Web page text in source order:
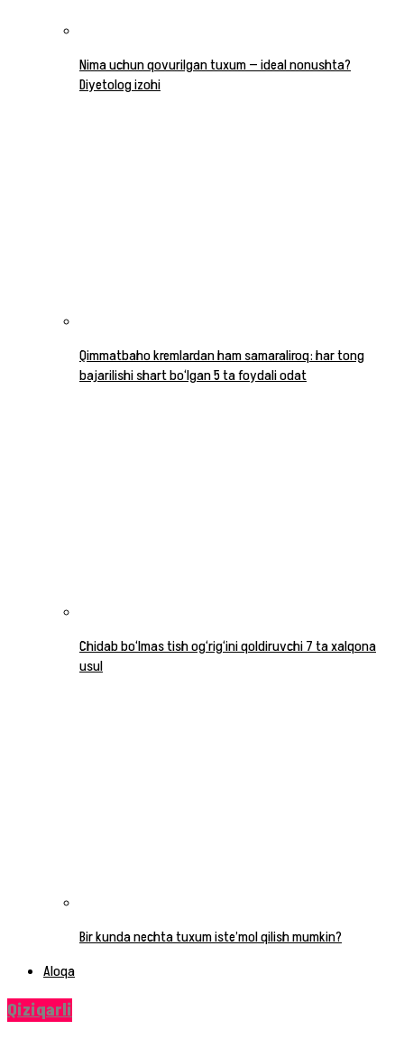
Nima uchun qovurilgan tuxum — ideal nonushta?
Diyetolog izohi
Qimmatbaho kremlardan ham samaraliroq: har tong
bajarilishi shart bo‘lgan 5 ta foydali odat
Chidab bo‘lmas tish og‘rig‘ini qoldiruvchi 7 ta xalqona
usul
Bir kunda nechta tuxum iste’mol qilish mumkin?
Aloqa
Qiziqarli